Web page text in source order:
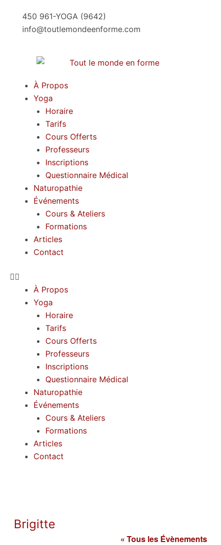
contenu
450 961-YOGA (9642)
info@toutlemondeenforme.com
À Propos
Yoga
Horaire
Tarifs
Cours Offerts
Professeurs
Inscriptions
Questionnaire Médical
Naturopathie
Événements
Cours & Ateliers
Formations
Articles
Contact
À Propos
Yoga
Horaire
Tarifs
Cours Offerts
Professeurs
Inscriptions
Questionnaire Médical
Naturopathie
Événements
Cours & Ateliers
Formations
Articles
Contact
Brigitte
« Tous les Évènements